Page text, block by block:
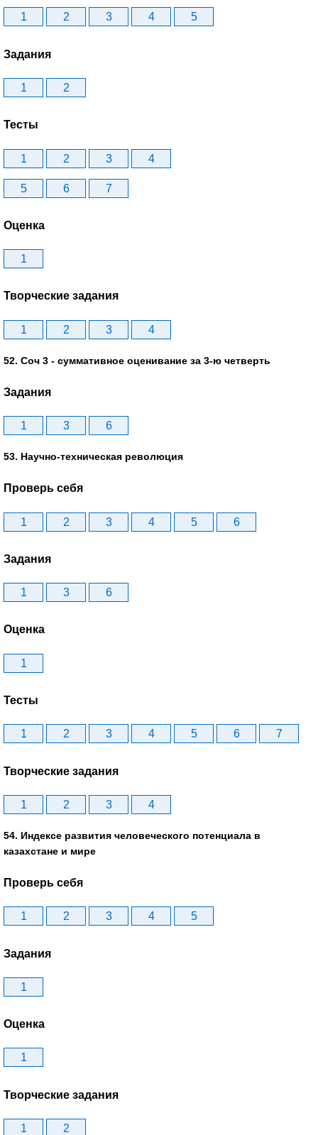
1 2 3 4 5
Задания
1 2
Тесты
1 2 3 4
5 6 7
Оценка
1
Творческие задания
1 2 3 4
52. Соч 3 - суммативное оценивание за 3-ю четверть
Задания
1 3 6
53. Научно-техническая революция
Проверь себя
1 2 3 4 5 6
Задания
1 3 6
Оценка
1
Тесты
1 2 3 4 5 6 7
Творческие задания
1 2 3 4
54. Индексе развития человеческого потенциала в
казахстане и мире
Проверь себя
1 2 3 4 5
Задания
1
Оценка
1
Творческие задания
1 2